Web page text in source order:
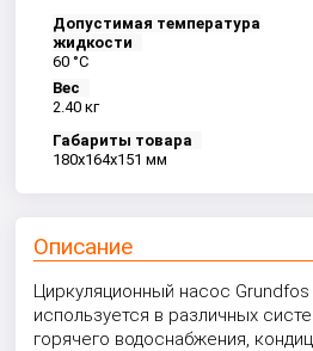
Допустимая температура
жидкости
60 °С
Вес
2.40 кг
Габариты товара
180x164x151 мм
Описание
Циркуляционный насос Grundfos
используется в различных
горячего водоснабжения,